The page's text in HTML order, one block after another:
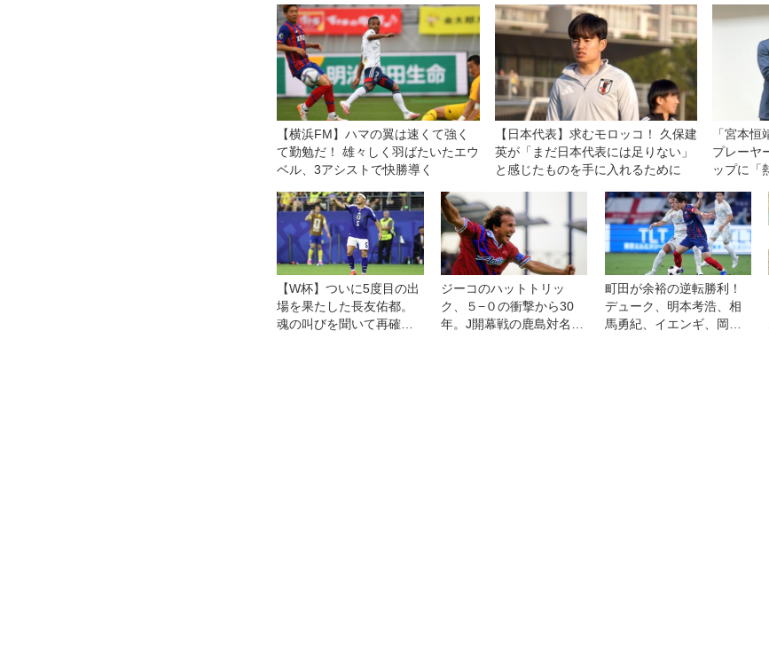
グができています」
◎ACL第2節
れば」
【横浜FM】ハマの翼は速くて強く
て勤勉だ！ 雄々しく羽ばたいたエウ
ベル、3アシストで快勝導く
【日本代表】求むモロッコ！ 久保建
英が「まだ日本代表には足りない」
と感じたものを手に入れるために
「宮本
プレーヤ
ップに「
して」
【W杯】ついに5度目の出
場を果たした長友佑都。
魂の叫びを聞いて再確認
ジーコのハットトリッ
ク、５−０の衝撃から30
年。J開幕戦の鹿島対名古
町田が余裕の逆転勝利！
デューク、明本考浩、相
馬勇紀、イエンギ、岡村